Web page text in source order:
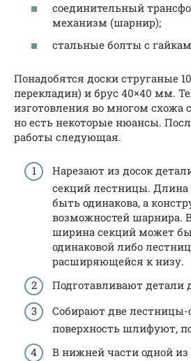
соединительный
механизм (шарнир);
стальные болты с
Понадобятся доски струганые
перекладин) и брус 40×40 мм.
изготовления во многом схожа
но есть некоторые нюансы.
работы следующая.
Нарезают из досок
секций лестницы.
быть одинакова, а
возможностей шарнира.
ширина секций может
одинаковой либо
расширяющейся к низу.
Подготавливают детали
Собирают две лестницы-
поверхность шлифуют,
В нижней части одной из